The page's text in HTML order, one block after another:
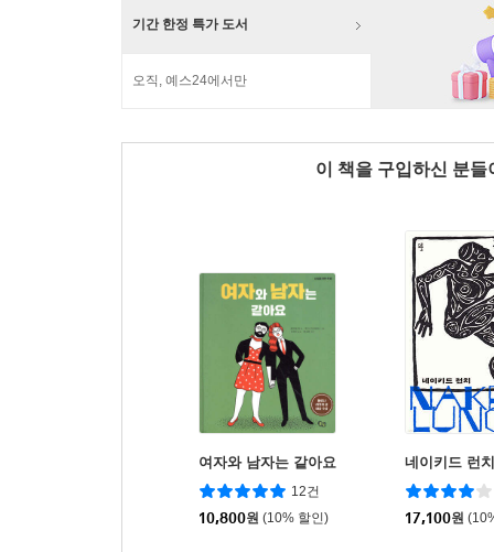
기간 한정 특가 도서
오직, 예스24에서만
이 책을 구입하신 분
여자와 남자는 같아요
12건
10,800원 (10% 할인)
네이키드 런치
17,100원